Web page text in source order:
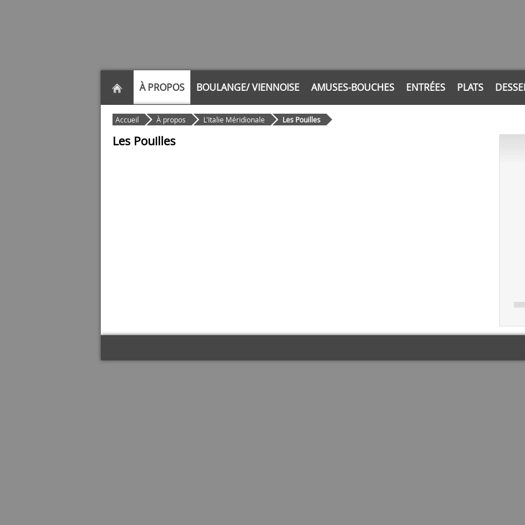
À PROPOS BOULANGE/ VIENNOISE AMUSES-BOUCHES ENTRÉES PLATS
Accueil À propos L'Italie Méridionale Les Pouilles
Les Pouilles